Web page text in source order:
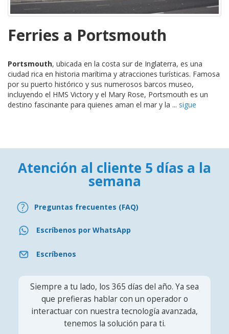
Ferries a Portsmouth
Portsmouth, ubicada en la costa sur de Inglaterra, es una
ciudad rica en historia marítima y atracciones turísticas. Famosa
por su puerto histórico y sus numerosos barcos museo,
incluyendo el HMS Victory y el Mary Rose, Portsmouth es un
destino fascinante para quienes aman el mar y la ... sigue
Atención al cliente 5 días a la
semana
Preguntas frecuentes (FAQ)
Escríbenos por WhatsApp
Escríbenos
Siempre a tu lado, los 365 días del año. Ya sea
que prefieras hablar con un operador o
interactuar con nuestra tecnología avanzada,
tenemos la solución para ti.